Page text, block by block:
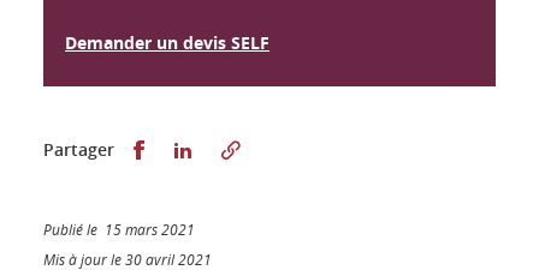
Demander un devis SELF
Partager Partager sur Facebook
Partager sur LinkedIn
Publié le 15 mars 2021
Mis à jour le 30 avril 2021